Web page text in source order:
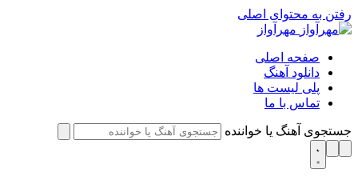
رفتن به محتوای اصلی
مهرآواز
صفحه اصلی
دانلود آهنگ
پلی لیست ها
تماس با ما
جستجوی آهنگ یا خواننده